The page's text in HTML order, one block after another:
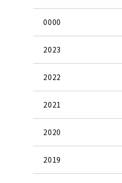
0000
2023
2022
2021
2020
2019